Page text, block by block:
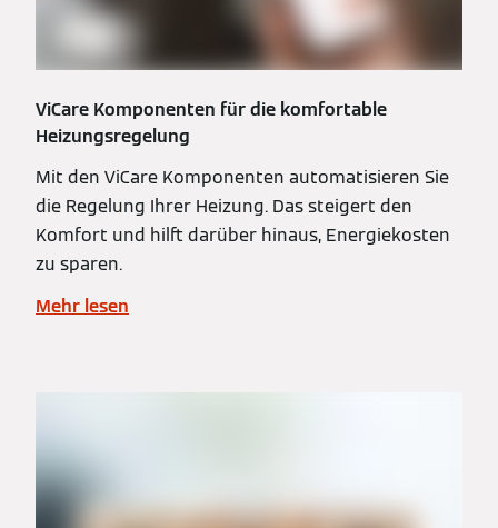
ViCare Komponenten für die komfortable
Heizungsregelung
Mit den ViCare Komponenten automatisieren Sie
die Regelung Ihrer Heizung. Das steigert den
Komfort und hilft darüber hinaus, Energiekosten
zu sparen.
Mehr lesen